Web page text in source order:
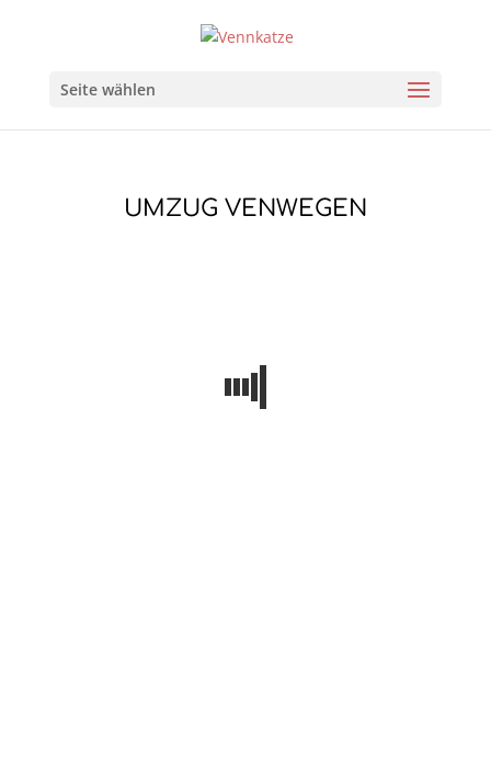
Seite wählen
UMZUG VENWEGEN